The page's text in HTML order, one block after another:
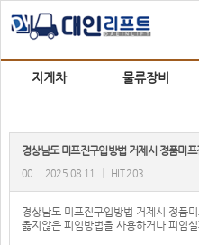
지게차 물류장비
경상남도 미프진구입방법 거제시 정품미
00 2025.08.11 HIT 203
경상남도 미프진구입방법 거제시 정품
옳지않은 피임방법을 사용하거나 피임